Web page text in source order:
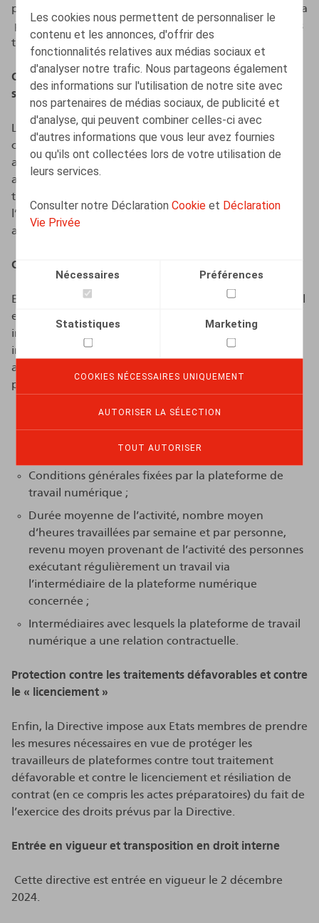
Les cookies nous permettent de personnaliser le
contenu et les annonces, d'offrir des
fonctionnalités relatives aux médias sociaux et
d'analyser notre trafic. Nous partageons également
des informations sur l'utilisation de notre site avec
nos partenaires de médias sociaux, de publicité et
d'analyse, qui peuvent combiner celles-ci avec
d'autres informations que vous leur avez fournies
ou qu'ils ont collectées lors de votre utilisation de
leurs services.
Consulter notre DéclarationCookie et Déclaration
Vie Privée
Nécessaires Préférences
Statistiques Marketing
COOKIES NÉCESSAIRES UNIQUEMENT
AUTORISER LA SÉLECTION
TOUT AUTORISER
psychologique de la personne exécutant un travail via la
plateforme ou des conversations privées tenues par ces
travailleurs.
Obligation de transparence des systèmes de
surveillance ou de décision automatisés
La Directive prévoit une obligation de transparence
concernant ces systèmes de surveillance ou de décision
automatisés. Les plateformes devront en effet fournir
aux travailleurs en question et aux représentants de ces
travailleurs certaines informations, notamment sur
l’utilisation de ces systèmes, la catégorie des données et
actions surveillées, et l’objectif de la surveillance.
Obligation de déclaration
En complément de l’obligation de déclaration du travail
exécuté par les travailleurs de plateformes, la Directive
impose aux Etats membres de veiller à ce que les
informations suivantes soient mises à disposition des
autorités compétentes par les entreprises de
plateformes :
Nombre de personnes exécutant un travail via une
travail numérique concernée ;
Conditions générales fixées par la plateforme de
travail numérique ;
Durée moyenne de l’activité, nombre moyen
d’heures travaillées par semaine et par personne,
revenu moyen provenant de l’activité des personnes
exécutant régulièrement un travail via
l’intermédiaire de la plateforme numérique
concernée ;
Intermédiaires avec lesquels la plateforme de travail
numérique a une relation contractuelle.
Protection contre les traitements défavorables et contre
le « licenciement »
Enfin, la Directive impose aux Etats membres de prendre
les mesures nécessaires en vue de protéger les
travailleurs de plateformes contre tout traitement
défavorable et contre le licenciement et résiliation de
contrat (en ce compris les actes préparatoires) du fait de
l’exercice des droits prévus par la Directive.
Entrée en vigueur et transposition en droit interne
Cette directive est entrée en vigueur le 2 décembre
2024.